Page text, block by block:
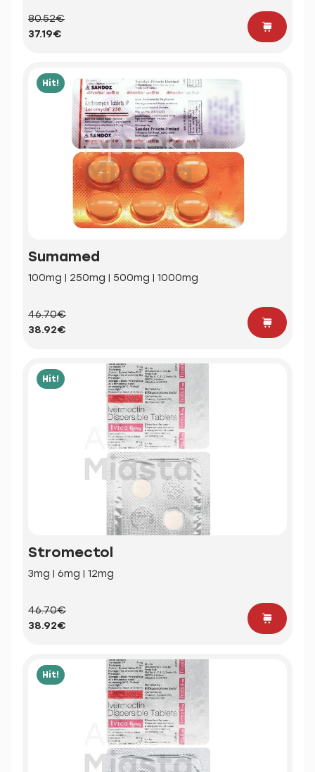
80.52€
37.19€
Hit!
Sumamed
100mg | 250mg | 500mg | 1000mg
46.70€
38.92€
Hit!
Stromectol
3mg | 6mg | 12mg
46.70€
38.92€
Hit!